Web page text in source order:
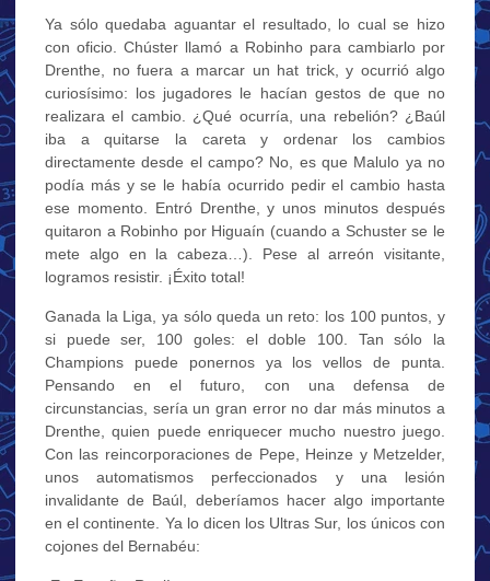
Ya sólo quedaba aguantar el resultado, lo cual se hizo
con oficio. Chúster llamó a Robinho para cambiarlo por
Drenthe, no fuera a marcar un hat trick, y ocurrió algo
curiosísimo: los jugadores le hacían gestos de que no
realizara el cambio. ¿Qué ocurría, una rebelión? ¿Baúl
iba a quitarse la careta y ordenar los cambios
directamente desde el campo? No, es que Malulo ya no
podía más y se le había ocurrido pedir el cambio hasta
ese momento. Entró Drenthe, y unos minutos después
quitaron a Robinho por Higuaín (cuando a Schuster se le
mete algo en la cabeza…). Pese al arreón visitante,
logramos resistir. ¡Éxito total!
Ganada la Liga, ya sólo queda un reto: los 100 puntos, y
si puede ser, 100 goles: el doble 100. Tan sólo la
Champions puede ponernos ya los vellos de punta.
Pensando en el futuro, con una defensa de
circunstancias, sería un gran error no dar más minutos a
Drenthe, quien puede enriquecer mucho nuestro juego.
Con las reincorporaciones de Pepe, Heinze y Metzelder,
unos automatismos perfeccionados y una lesión
invalidante de Baúl, deberíamos hacer algo importante
en el continente. Ya lo dicen los Ultras Sur, los únicos con
cojones del Bernabéu: